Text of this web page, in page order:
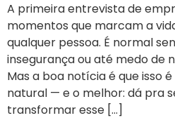
A primeira entrevista de
momentos que marcam a
qualquer pessoa. É normal
insegurança ou até medo de
Mas a boa notícia é que isso
natural — e o melhor: dá pra
transformar esse […]